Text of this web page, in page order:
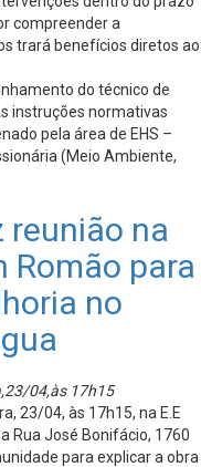
compreender a
trará benefícios diretos ao
do técnico de
instruções normativas
pela área de EHS –
(Meio Ambiente,
reunião na
Romão para
no
04,às 17h15
23/04, às 17h15, na E.E
Rua José Bonifácio, 1760
para explicar a obra